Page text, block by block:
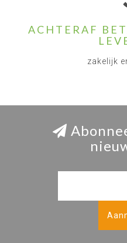
ACHTERAF
zakelijk